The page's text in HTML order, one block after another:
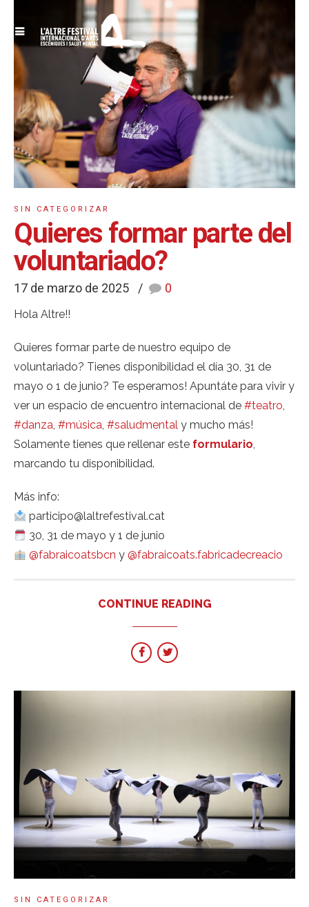
SIN CATEGORIZAR
Quieres formar parte del
voluntariado?
17 de marzo de 2025 0
Hola Altre!!
Quieres formar parte de nuestro equipo de
voluntariado? Tienes disponibilidad el día 30, 31 de
mayo o 1 de junio? Te esperamos! Apuntáte para vivir y
ver un espacio de encuentro internacional de #teatro,
#danza, #música, #saludmental y mucho más!
Solamente tienes que rellenar este formulario,
marcando tu disponibilidad.
Más info:
participo@laltrefestival.cat
30, 31 de mayo y 1 de junio
@fabraicoatsbcn y@fabraicoats.fabricadecreacio
CONTINUE READING
SIN CATEGORIZAR